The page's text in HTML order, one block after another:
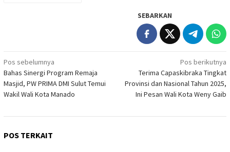
SEBARKAN
Navigasi
pos
Pos sebelumnya
Bahas Sinergi Program Remaja
Masjid, PW PRIMA DMI Sulut Temui
Wakil Wali Kota Manado
Pos berikutnya
Terima Capaskibraka Tingkat
Provinsi dan Nasional Tahun 2025,
Ini Pesan Wali Kota Weny Gaib
POS TERKAIT